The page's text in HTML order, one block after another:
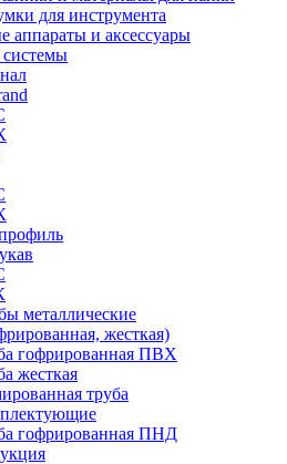
для инструмента
аппараты и аксессуары
металлические
жесткая)
гофрированная ПВХ
жесткая
труба
гофрированная ПНД